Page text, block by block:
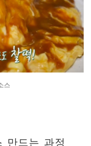
스
만드는 과정